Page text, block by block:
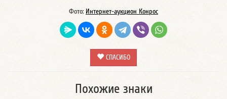
Фото: Интернет-аукцион Конрос
СПАСИБО
Похожие знаки